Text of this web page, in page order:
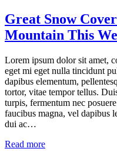
Great Snow
Mountain This
Lorem ipsum dolor sit amet,
eget mi eget nulla tincidunt
dapibus elementum,
tortor, vitae tempor tellus.
turpis, fermentum nec
faucibus magna, vel dapibus
dui ac…
Read more